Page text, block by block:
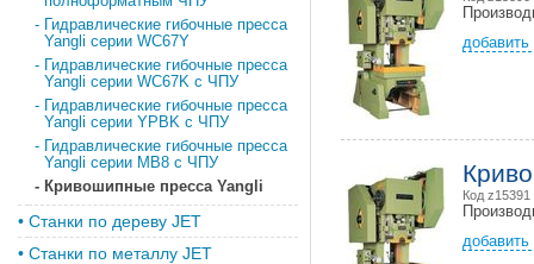
- Гидравлические гибочные пресса
Yangli серии WC67Y
- Гидравлические гибочные пресса
Yangli серии WC67K с ЧПУ
- Гидравлические гибочные пресса
Yangli серии YPBK с ЧПУ
- Гидравлические гибочные пресса
Yangli серии MB8 с ЧПУ
- Кривошипные пресса Yangli
• Станки по дереву JET
• Станки по металлу JET
добавить
Код z15391
добавить